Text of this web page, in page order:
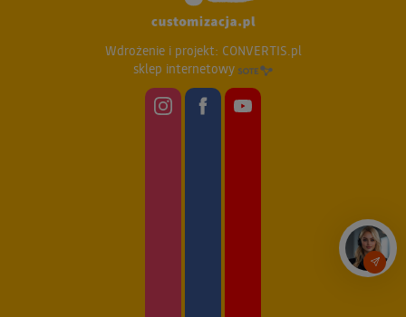
Wdrożenie i projekt: CONVERTIS.pl
sklep internetowy